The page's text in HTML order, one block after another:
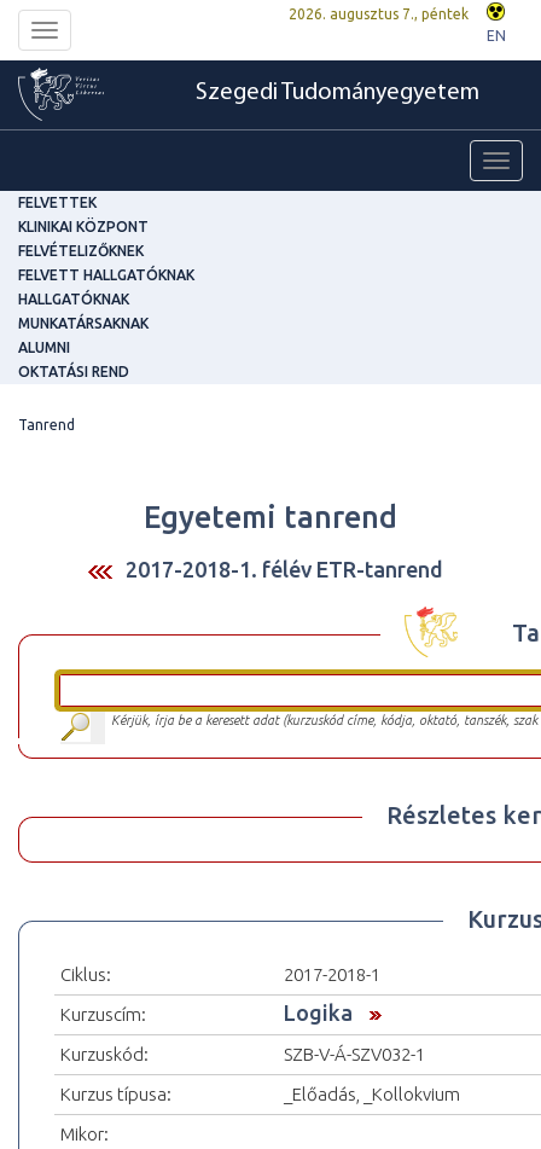
Toggle
navigation
2026. augusztus 7., péntek
EN
Szegedi Tudományegyetem
FELVETTEK
KLINIKAI KÖZPONT
FELVÉTELIZŐKNEK
FELVETT HALLGATÓKNAK
HALLGATÓKNAK
MUNKATÁRSAKNAK
ALUMNI
OKTATÁSI REND
Tanrend
Egyetemi tanrend
2017-2018-1. félév ETR-tanrend
Kérjük, írja be a keresett adat (kurzuskód címe, kódja, oktató, tanszék,
Részletes
Ciklus:
2017-2018-1
Kurzuscím:
Logika
Kurzuskód:
SZB-V-Á-SZV032-1
Kurzus típusa:
_Előadás, _Kollokvium
Mikor: